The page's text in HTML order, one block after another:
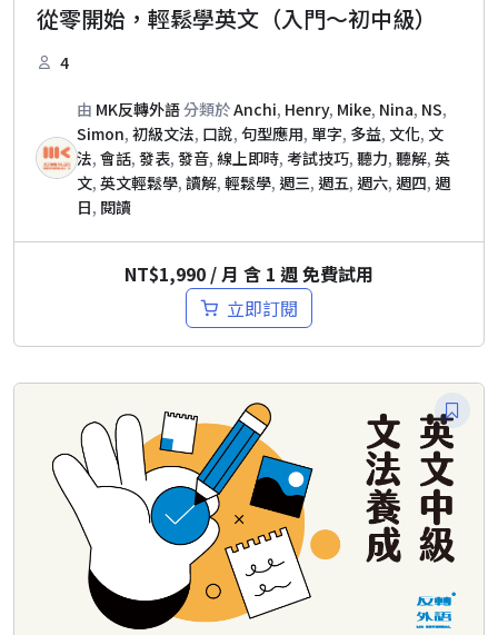
從零開始，輕鬆學英文（入門～初中級）
4
由 MK反轉外語分類於Anchi, Henry, Mike, Nina, NS,
Simon, 初級文法, 口說, 句型應用, 單字, 多益, 文化, 文
法, 會話, 發表, 發音, 線上即時, 考試技巧, 聽力, 聽解, 英
文, 英文輕鬆學, 讀解, 輕鬆學, 週三, 週五, 週六, 週四, 週
日, 閱讀
NT$1,990 / 月 含 1 週 免費試用
立即訂閱